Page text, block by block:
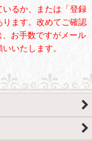
るか、または「登録
ります。改めてご確認
お手数ですがメール
いたします。